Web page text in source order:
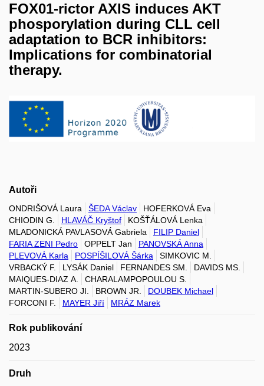
FOX01-rictor AXIS induces AKT
phosporylation during CLL cell
adaptation to BCR inhibitors:
Implications for combinatorial
therapy.
Autoři
ONDRIŠOVÁ Laura ŠEDA Václav
HOFERKOVÁ Eva
CHIODIN G.
HLAVÁČ Kryštof
KOŠŤÁLOVÁ Lenka
MLADONICKÁ PAVLASOVÁ Gabriela
FILIP Daniel
FARIA ZENI Pedro
OPPELT Jan
PANOVSKÁ Anna
PLEVOVÁ Karla
POSPÍŠILOVÁ Šárka
SIMKOVIC M.
VRBACKÝ F.
LYSÁK Daniel FERNANDES SM.
DAVIDS MS.
MAIQUES-DIAZ A.
CHARALAMPOPOULOU S.
MARTIN-SUBERO JI.
BROWN JR.
DOUBEK Michael
FORCONI F.
MAYER Jiří MRÁZ Marek
Rok publikování
2023
Druh